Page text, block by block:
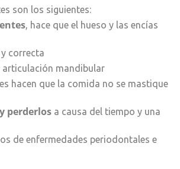
son los siguientes:
, hace que el hueso y las encías
y correcta
articulación mandibular
hacen que la comida no se mastique
perderlos a causa del tiempo y una
de enfermedades periodontales e